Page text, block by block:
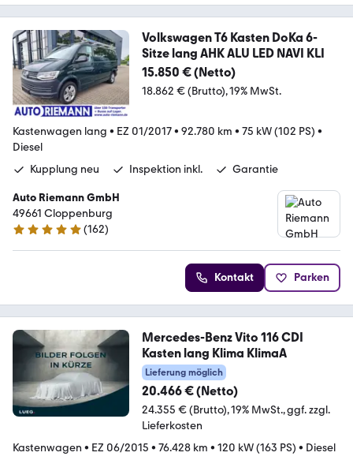
Volkswagen T6 Kasten DoKa 6-
Sitze lang AHK ALU LED NAVI KLI
15.850 € (Netto)
18.862 € (Brutto) 19% MwSt.
Kastenwagen lang • EZ 01/2017• 92.780 km • 75 kW (102 PS) •
Diesel
Kupplung neu
Inspektion inkl. Garantie
Auto Riemann GmbH
49661 Cloppenburg
5 Sterne
(162)
Kontakt Parken
Mercedes-Benz Vito 116 CDI
Kasten lang Klima KlimaA
Lieferung möglich
20.466 € (Netto)
24.355 € (Brutto) 19% MwSt. ggf. zzgl.
Lieferkosten
Kastenwagen • EZ 06/2015 • 76.428 km • 120 kW (163 PS) • Diesel